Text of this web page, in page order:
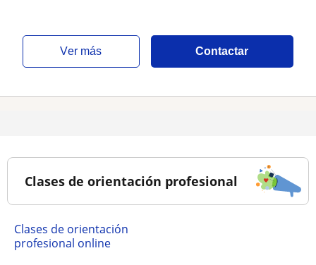
ver más Contactar
Clases de orientación profesional
Clases de orientación
profesional online